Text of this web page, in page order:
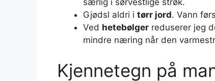
særlig i sørvestlige strøk.
Gjødsl aldri i tørr jord. Vann
Ved hetebølger reduserer jeg
mindre næring når den
Kjennetegn på